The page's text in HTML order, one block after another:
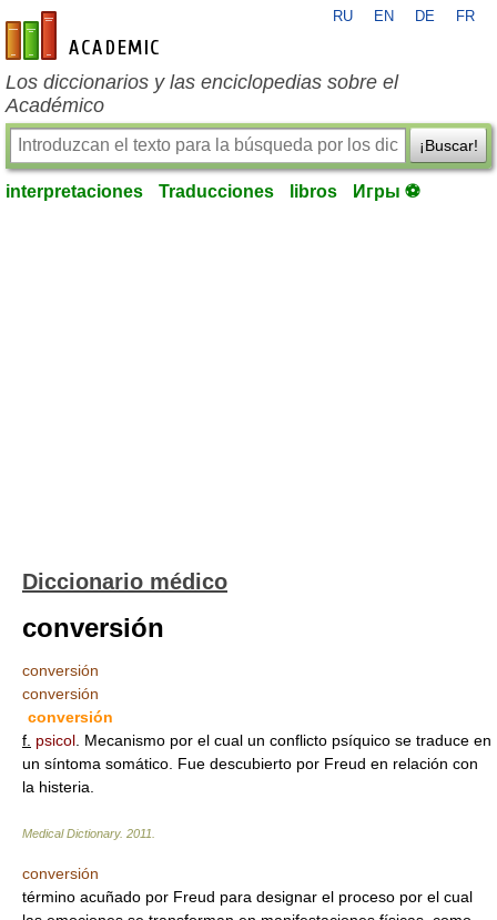
es-academic.com
RU EN DE FR
Los diccionarios y las enciclopedias sobre el
Académico
¡Buscar!
interpretaciones Traducciones libros Игры ⚽
Diccionario médico
conversión
conversión
conversión
conversión
f. psicol . Mecanismo por el cual un conflicto psíquico se traduce en
un síntoma somático. Fue descubierto por Freud en relación con
la histeria.
Medical Dictionary. 2011
conversión
término acuñado por Freud para designar el proceso por el cual